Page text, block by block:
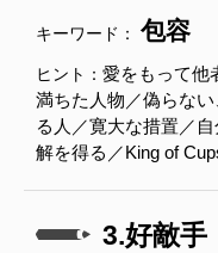
キーワード： 包容
ヒント： 愛をもって他
満ちた人物／偽らな
る人／寛大な措置／
解を得る／King of
3.好敵手